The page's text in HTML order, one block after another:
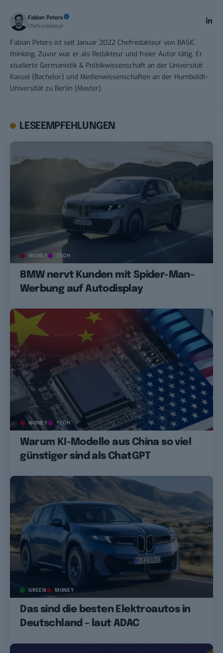
Fabian Peters
Chefredakteur
Fabian Peters ist seit Januar 2022 Chefredakteur von BASIC
thinking. Zuvor war er als Redakteur und freier Autor tätig. Er
studierte Germanistik & Politikwissenschaft an der Universität
Kassel (Bachelor) und Medienwissenschaften an der Humboldt-
Universität zu Berlin (Master).
LESEEMPFEHLUNGEN
MONEY TECH
BMW nervt Kunden mit Spider-Man-
Werbung auf Autodisplay
MONEY TECH
Warum KI-Modelle aus China so viel
günstiger sind als ChatGPT
GREEN MONEY
Das sind die besten Elektroautos in
Deutschland – laut ADAC